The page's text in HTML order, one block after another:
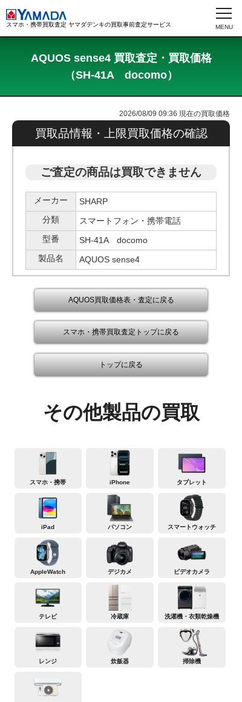
スマホ・携帯買取査定 ヤマダデンキの買取事前査定サービス
AQUOS sense4 買取査定・買取価格
（SH-41A docomo）
2026/08/09 09:36 現在の買取価格
買取品情報・上限買取価格の確認
ご査定の商品は買取できません
メーカー
SHARP
分類
スマートフォン・携帯電話
型番
SH-41A docomo
製品名
AQUOS sense4
AQUOS買取価格表・査定に戻る
スマホ・携帯買取査定トップに戻る
トップに戻る
その他製品の買取
スマホ・携帯 iPhone タブレット
iPad パソコン スマートウォッチ
AppleWatch デジカメ ビデオカメラ
テレビ 冷蔵庫 洗濯機・衣類乾燥機
レンジ 炊飯器 掃除機